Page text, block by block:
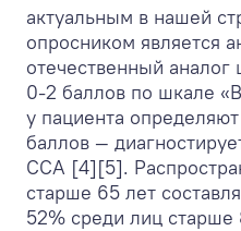
актуальным в нашей
опросником является
отечественный
0-2 баллов по шкале
у пациента
баллов —
ССА [4][5].
старше 65 лет
52% среди лиц старше